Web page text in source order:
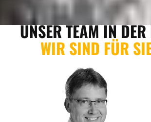
UNSER TEAM IN
WIR SIND FÜR